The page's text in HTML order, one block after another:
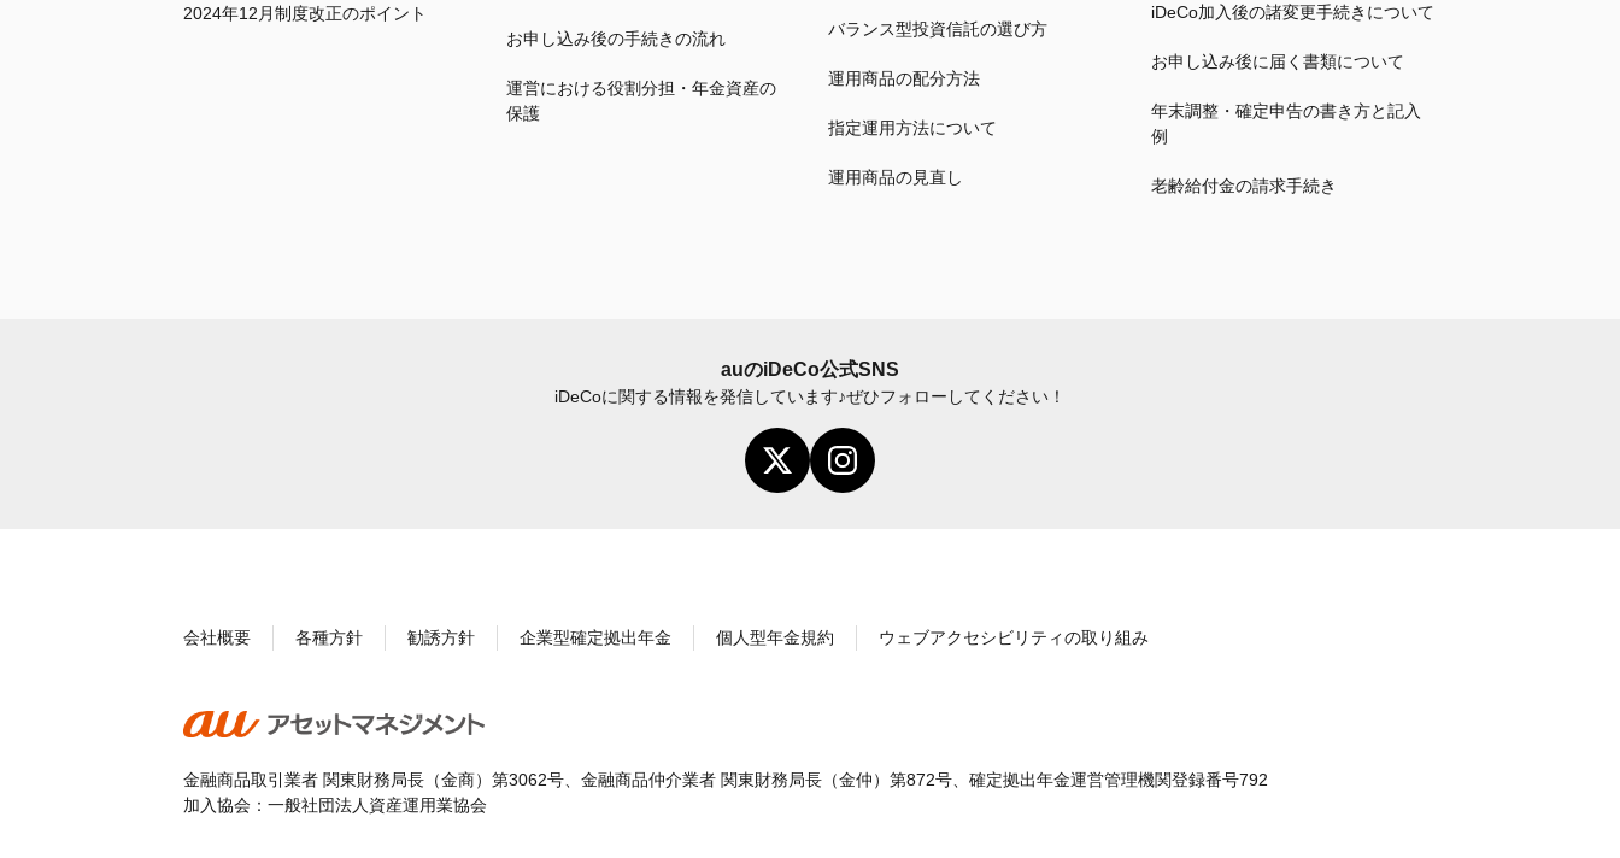
2024年12月制度改正のポイント
お申し込み後の手続きの流れ
運営における役割分担・年金資産の
保護
バランス型投資信託の選び方
運用商品の配分方法
指定運用方法について
運用商品の見直し
iDeCo加入後の諸変更手続きについて
お申し込み後に届く書類について
年末調整・確定申告の書き方と記入
例
老齢給付金の請求手続き
auのiDeCo公式SNS
iDeCoに関する情報を発信しています♪ぜひフォローしてください！
会社概要 各種方針 勧誘方針 企業型確定拠出年金 個人型年金規約 ウェブアクセシビリティの取り組み
金融商品取引業者 関東財務局長（金商）第3062号、金融商品仲介業者 関東財務局長（金仲）第872号、確定拠出年金運営管理機関登録番号792
加入協会：一般社団法人資産運用業協会